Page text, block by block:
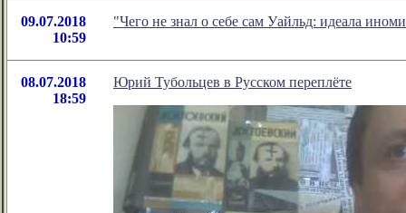
09.07.2018
10:59
"Чего не знал о себе сам Уайльд: идеала
08.07.2018
18:59
Юрий Тубольцев в Русском переплёте